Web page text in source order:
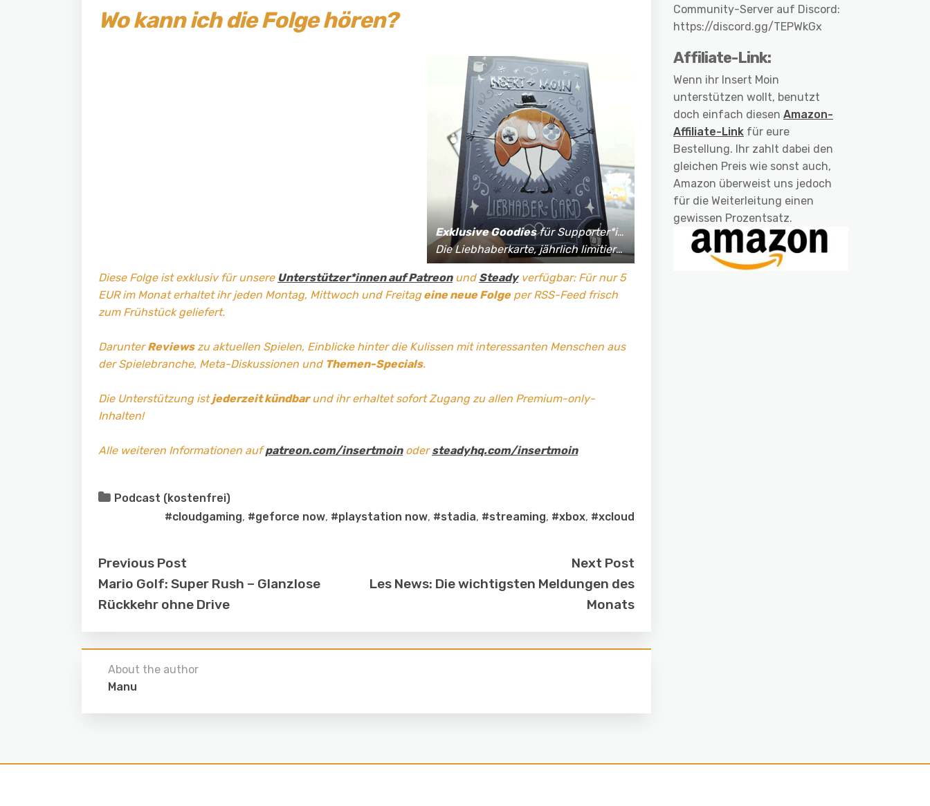
Wo kann ich die Folge hören?
Exklusive Goodiesfür Supporter*innen:
Die Liebhaberkarte, jährlich limitierte Fan-Shirts und vieles mehr!
Diese Folge ist exklusiv für unsere Unterstützer*innen auf Patreonund Steadyverfügbar: Für nur 5
EUR im Monat erhaltet ihr jeden Montag, Mittwoch und Freitageine neue Folgeper RSS-Feed frisch
zum Frühstück geliefert.
DarunterReviewszu aktuellen Spielen, Einblicke hinter die Kulissen mit interessanten Menschen aus
der Spielebranche, Meta-Diskussionen und Themen-Specials.
Die Unterstützung istjederzeit kündbarund ihr erhaltet sofort Zugang zu allen Premium-only-
Inhalten!
Alle weiteren Informationen aufpatreon.com/insertmoinodersteadyhq.com/insertmoin
Podcast (kostenfrei)
#cloudgaming, #geforce now, #playstation now, #stadia, #streaming, #xbox, #xcloud
Previous Post
Mario Golf: Super Rush – Glanzlose
Rückkehr ohne Drive
Next Post
Les News: Die wichtigsten Meldungen des
Monats
About the author
Manu
Community-Server auf Discord:
https://discord.gg/TEPWkGx
Affiliate-Link:
Wenn ihr Insert Moin
unterstützen wollt, benutzt
doch einfach diesen Amazon-
Affiliate-Link für eure
Bestellung. Ihr zahlt dabei den
gleichen Preis wie sonst auch,
Amazon überweist uns jedoch
für die Weiterleitung einen
gewissen Prozentsatz.